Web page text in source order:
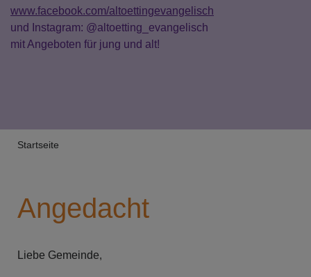
www.facebook.com/altoettingevangelisch
und Instagram: @altoetting_evangelisch
mit Angeboten für jung und alt!
Breadcrumb
Startseite
Angedacht
Liebe Gemeinde,